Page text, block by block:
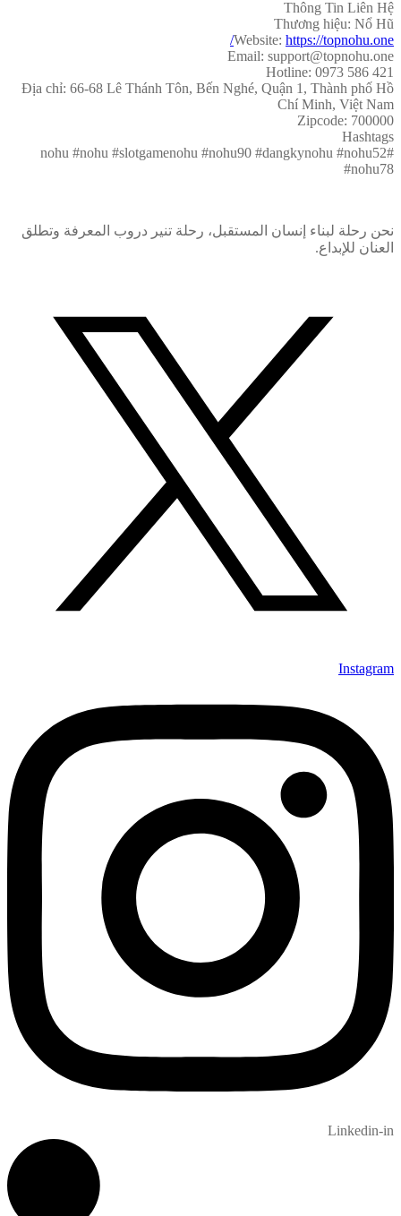
Thông Tin Liên Hệ
Thương hiệu: Nổ Hũ
Website: https://topnohu.one/
Email: support@topnohu.one
Hotline: 0973 586 421
Địa chỉ: 66-68 Lê Thánh Tôn, Bến Nghé, Quận 1, Thành phố Hồ
Chí Minh, Việt Nam
Zipcode: 700000
Hashtags
#nohu #nohu #slotgamenohu #nohu90 #dangkynohu #nohu52
#nohu78
نحن رحلة لبناء إنسان المستقبل، رحلة تنير دروب المعرفة وتطلق
العنان للإبداع.
Instagram
Linkedin-in